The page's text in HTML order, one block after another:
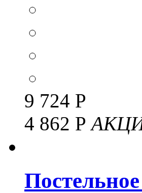
9 724 Р
4 862 Р